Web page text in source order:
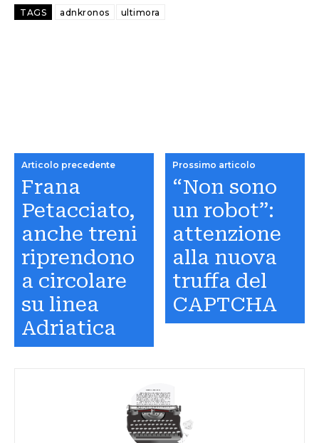
TAGS adnkronos ultimora
Articolo precedente
Frana
Petacciato,
anche treni
riprendono
a circolare
su linea
Adriatica
Prossimo articolo
“Non sono
un robot”:
attenzione
alla nuova
truffa del
CAPTCHA